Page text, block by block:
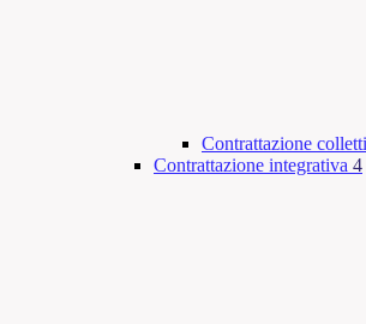
Contrattazione
Contrattazione integrativa 4